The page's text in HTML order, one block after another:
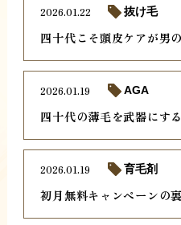
四十代こそ頭皮ケアが男
2026.01.22 抜け毛
四十代の薄毛を武器にす
2026.01.19 AGA
初月無料キャンペーンの
2026.01.19 育毛剤